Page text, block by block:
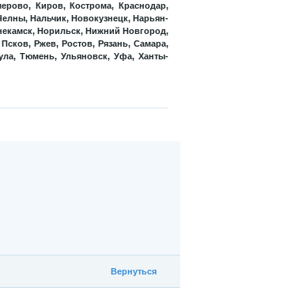
Киров, Кострома, Краснодар,
Нальчик, Новокузнецк, Нарьян-
Норильск, Нижний Новгород,
Ржев, Ростов, Рязань, Самара,
Тюмень, Ульяновск, Уфа, Ханты-
Вернуться